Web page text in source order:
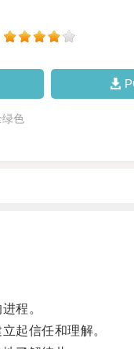
色
程。
起信任和理解。